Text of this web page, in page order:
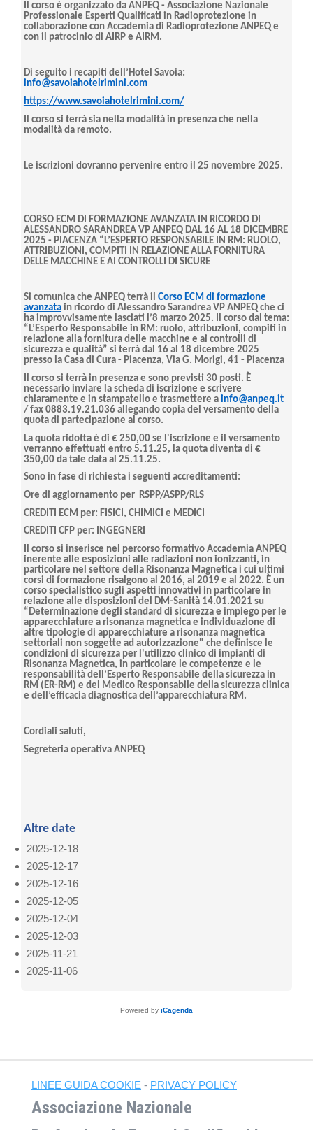
Il corso è organizzato da ANPEQ - Associazione Nazionale
Professionale Esperti Qualificati in Radioprotezione in
collaborazione con Accademia di Radioprotezione ANPEQ e
con il patrocinio di AIRP e AIRM.
Di seguito i recapiti dell’Hotel Savoia:
info@savoiahotelrimini.com
https://www.savoiahotelrimini.com/
Il corso si terrà sia nella modalità in presenza che nella
modalità da remoto.
Le iscrizioni dovranno pervenire entro il 25 novembre 2025.
CORSO ECM DI FORMAZIONE AVANZATA IN RICORDO DI
ALESSANDRO SARANDREA VP ANPEQ DAL 16 AL 18 DICEMBRE
2025 - PIACENZA “L’ESPERTO RESPONSABILE IN RM: RUOLO,
ATTRIBUZIONI, COMPITI IN RELAZIONE ALLA FORNITURA
DELLE MACCHINE E AI CONTROLLI DI SICURE
Si comunica che ANPEQ terrà il Corso ECM di formazione
avanzatain ricordo di Alessandro Sarandrea VP ANPEQ che ci
ha improvvisamente lasciati l’8 marzo 2025. Il corso dal tema:
“L’Esperto Responsabile in RM: ruolo, attribuzioni, compiti in
relazione alla fornitura delle macchine e ai controlli di
sicurezza e qualità” si terrà dal 16 al 18 dicembre 2025
presso la Casa di Cura - Piacenza, Via G. Morigi, 41 - Piacenza
Il corso si terrà in presenza e sono previsti 30 posti. È
necessario inviare la scheda di iscrizione e scrivere
chiaramente e in stampatello e trasmettere a info@anpeq.it
/ fax 0883.19.21.036 allegando copia del versamento della
quota di partecipazione al corso.
La quota ridotta è di € 250,00 se l'iscrizione e il versamento
verranno effettuati entro 5.11.25, la quota diventa di €
350,00 da tale data al 25.11.25.
Sono in fase di richiesta i seguenti accreditamenti:
Ore di aggiornamento per RSPP/ASPP/RLS
CREDITI ECM per: FISICI, CHIMICI e MEDICI
CREDITI CFP per: INGEGNERI
Il corso si inserisce nel percorso formativo Accademia ANPEQ
inerente alle esposizioni alle radiazioni non ionizzanti, in
particolare nel settore della Risonanza Magnetica i cui ultimi
corsi di formazione risalgono al 2016, al 2019 e al 2022. È un
corso specialistico sugli aspetti innovativi in particolare in
relazione alle disposizioni del DM-Sanità 14.01.2021 su
“Determinazione degli standard di sicurezza e impiego per le
apparecchiature a risonanza magnetica e individuazione di
altre tipologie di apparecchiature a risonanza magnetica
settoriali non soggette ad autorizzazione" che definisce le
condizioni di sicurezza per l'utilizzo clinico di impianti di
Risonanza Magnetica, in particolare le competenze e le
responsabilità dell’Esperto Responsabile della sicurezza in
RM (ER-RM) e del Medico Responsabile della sicurezza clinica
e dell’efficacia diagnostica dell’apparecchiatura RM.
Cordiali saluti,
Segreteria operativa ANPEQ
Altre date
2025-12-18
2025-12-17
2025-12-16
2025-12-05
2025-12-04
2025-12-03
2025-11-21
2025-11-06
Powered by iCagenda
LINEE GUIDA COOKIE - PRIVACY POLICY
Associazione Nazionale